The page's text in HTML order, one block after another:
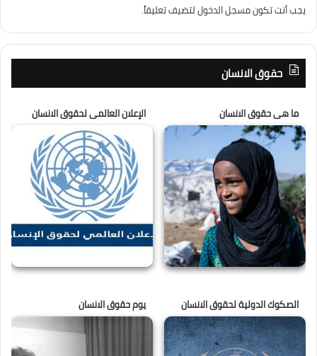
يجب أنت تكونمسجل الدخوللتضيف تعليقاً.
حقوق الانسان
ما هى حقوق الانسان الإعلان العالمى لحقوق الانسان
الصكوك الدولية لحقوق الانسان يوم حقوق الانسان